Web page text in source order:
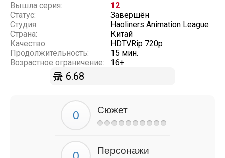
Вышла серия:
12
Статус:
Завершён
Студия:
Haoliners Animation League
Страна:
Китай
Качество:
HDTVRip 720p
Продолжительность:
15 мин.
Возрастное ограничение:
16+
6.68
Сюжет
Персонажи